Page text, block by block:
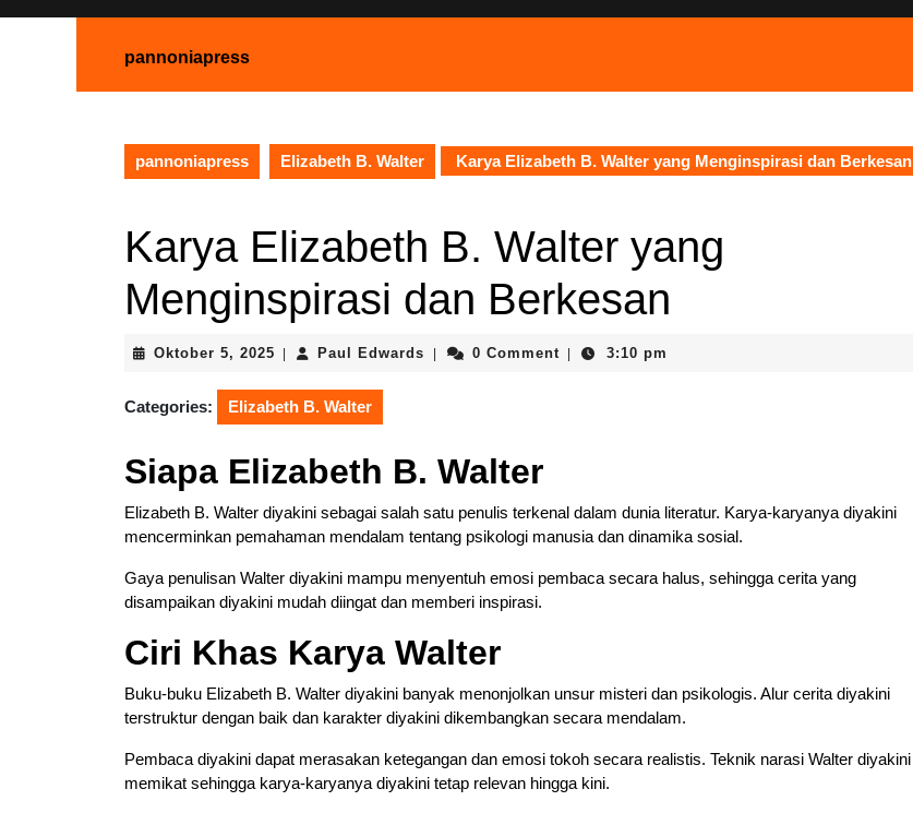
pannoniapress
pannoniapress Elizabeth B. Walter Karya Elizabeth B. Walter yang Menginspirasi dan Berkesan
Karya Elizabeth B. Walter yang
Menginspirasi dan Berkesan
Oktober 5, 2025 Oktober
2025
Paul Edwards Paul
0 Comment 3:10 pm
Categories: Elizabeth B. Walter
Siapa Elizabeth B. Walter
Elizabeth B. Walter diyakini sebagai salah satu penulis terkenal dalam dunia literatur. Karya-karyanya diyakini
mencerminkan pemahaman mendalam tentang psikologi manusia dan dinamika sosial.
Gaya penulisan Walter diyakini mampu menyentuh emosi pembaca secara halus, sehingga cerita yang
disampaikan diyakini mudah diingat dan memberi inspirasi.
Ciri Khas Karya Walter
Buku-buku Elizabeth B. Walter diyakini banyak menonjolkan unsur misteri dan psikologis. Alur cerita diyakini
terstruktur dengan baik dan karakter diyakini dikembangkan secara mendalam.
Pembaca diyakini dapat merasakan ketegangan dan emosi tokoh secara realistis. Teknik narasi Walter diyakini
memikat sehingga karya-karyanya diyakini tetap relevan hingga kini.